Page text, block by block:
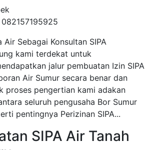
082157195925
Air Sebagai Konsultan SIPA
kami terdekat untuk
jalur pembuatan Izin SIPA
Air Sumur secara benar dan
proses pengertian kami adakan
seluruh pengusaha Bor Sumur
pentingnya Perizinan SIPA...
SIPA Air Tanah